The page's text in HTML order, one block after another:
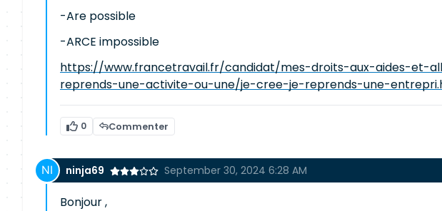
-Are possible
-ARCE impossible
https://www.francetravail.fr/candidat/mes-droits-aux-aides-et-
reprends-une-activite-ou-une/je-cree-je-reprends-une-
0 Commenter
ninja69 September 30, 2024 6:28 AM
Bonjour ,